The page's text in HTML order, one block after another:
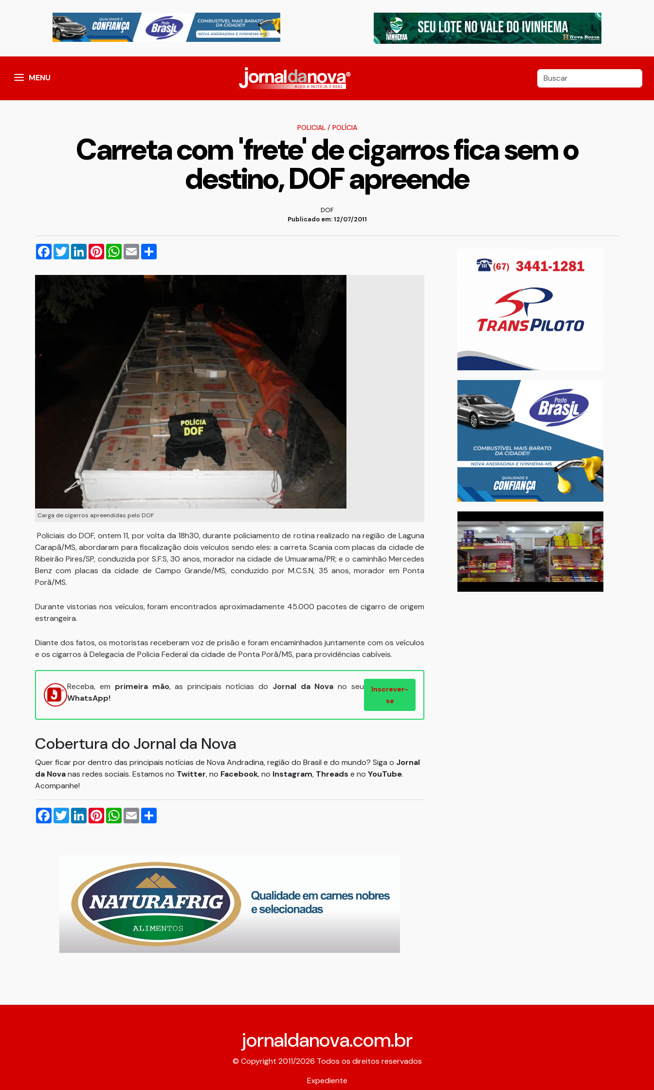
MENU
POLICIAL/ POLÍCIA
Carreta com 'frete' de cigarros fica sem o
destino, DOF apreende
DOF
Publicado em: 12/07/2011
Facebook
TwitterLinkedInPinterestWhatsApp
Email
Carga de cigarros apreendidas pelo DOF
Policiais do DOF, ontem 11, por volta da 18h30, durante policiamento de rotina realizado na região de Laguna
Carapã/MS, abordaram para fiscalização dois veículos sendo eles: a carreta Scania com placas da cidade de
Ribeirão Pires/SP, conduzida por S.F.S, 30 anos, morador na cidade de Umuarama/PR; e o caminhão Mercedes
Benz com placas da cidade de Campo Grande/MS, conduzido por M.C.S.N, 35 anos, morador em Ponta
Porã/MS.
Durante vistorias nos veículos, foram encontrados aproximadamente 45.000 pacotes de cigarro de origem
estrangeira.
Diante dos fatos, os motoristas receberam voz de prisão e foram encaminhados juntamente com os veículos
e os cigarros à Delegacia de Policia Federal da cidade de Ponta Porã/MS, para providências cabíveis.
Receba, em primeira mão, as principais notícias do Jornal da Nova no seu
WhatsApp!
Inscrever-
se
Cobertura do Jornal da Nova
Quer ficar por dentro das principais notícias de Nova Andradina, região do Brasil e do mundo? Siga o Jornal
da Novanas redes sociais. Estamos no Twitter, no Facebook, no Instagram, Threads e no YouTube.
Acompanhe!
Facebook
TwitterLinkedInPinterestWhatsApp
Email
jornaldanova.com.br
© Copyright 2011/2026 Todos os direitos reservados
Expediente